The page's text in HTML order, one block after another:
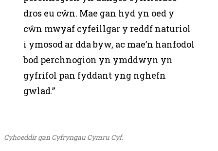
dros eu cŵn. Mae gan hyd yn oed y
cŵn mwyaf cyfeillgar y reddf naturiol
i ymosod ar dda byw, ac mae’n hanfodol
bod perchnogion yn ymddwyn yn
gyfrifol pan fyddant yng nghefn
gwlad.”
Cyhoeddir gan Cyfryngau Cymru Cyf.